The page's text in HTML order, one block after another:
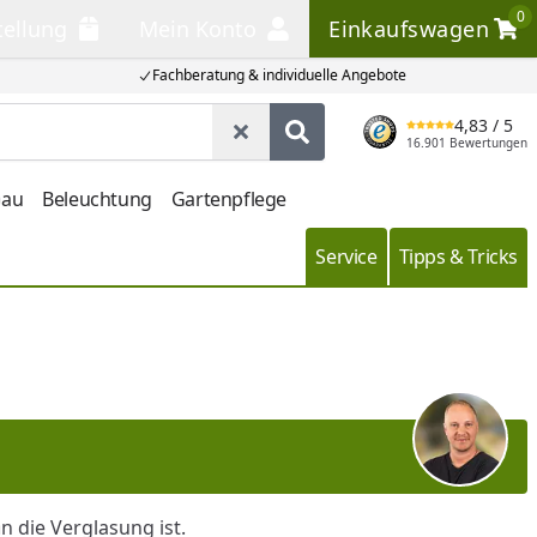
Fachberatung & individuelle Angebote
Einkaufswagen
0
Einkaufswagen
Suche leerenProdukt suchen
4,83 / 5
16.901 Bewertungen
Beleuchtung Gartenpflege
Service Tipps & Tricks
die Verglasung ist.